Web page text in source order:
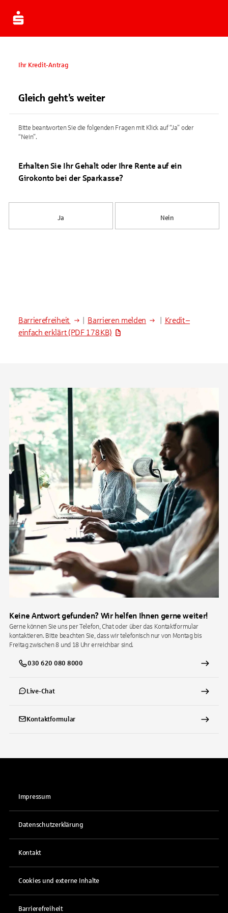
Ihr Kredit-Antrag
Gleich geht’s weiter
Bitte beantworten Sie die folgenden Fragen mit Klick auf “Ja” oder
“Nein”.
Erhalten Sie Ihr Gehalt oder Ihre Rente auf ein
Girokonto bei der Sparkasse?
Ja Nein
Barrierefreiheit Barrieren melden
Kredit –
einfach erklärt (PDF 178 KB)
Keine Antwort gefunden? Wir helfen Ihnen gerne weiter!
Gerne können Sie uns per Telefon, Chat oder über das Kontaktformular
kontaktieren. Bitte beachten Sie, dass wir telefonisch nur von Montag bis
Freitag zwischen 8 und 18 Uhr erreichbar sind.
030 620 080 8000
Live-Chat
Kontaktformular
Impressum
Datenschutzerklärung
Kontakt
Cookies und externe Inhalte
Barrierefreiheit